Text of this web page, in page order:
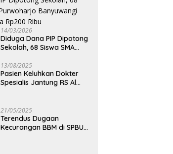
14/03/2026
Diduga Dana PIP Dipotong
Sekolah, 68 Siswa SMA
Banyuwangi Hanya Terima
Sisa Rp200 Ribu
13/08/2025
Pasien Keluhkan Dokter
Spesialis Jantung RS Al
Jadwal Praktik
21/05/2025
Terendus Dugaan
Kecurangan BBM di SPBU